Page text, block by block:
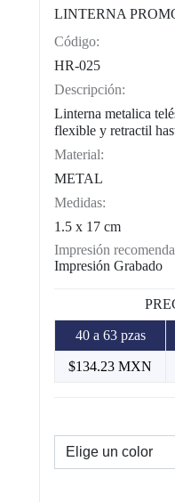
LINTERNA
Código:
HR-025
Descripción:
Linterna metalica
flexible y retractil
Material:
METAL
Medidas:
1.5 x 17 cm
Impresión
Impresión Grabado
40 a 63 pzas
$134.23 MXN